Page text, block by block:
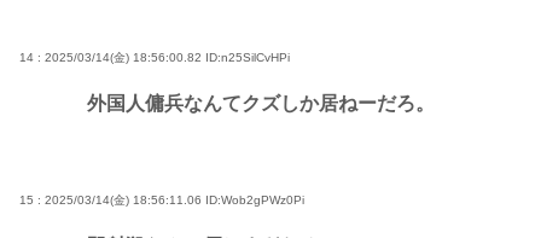
14 : 2025/03/14(金) 18:56:00.82 ID:n25SilCvHPi
外国人傭兵なんてクズしか居ねーだろ。
15 : 2025/03/14(金) 18:56:11.06 ID:Wob2gPWz0Pi